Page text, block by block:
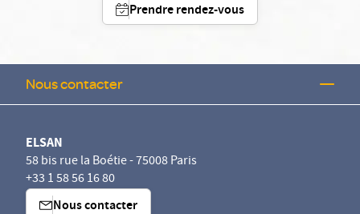
Prendre rendez-vous
Nous contacter
ELSAN
58 bis rue la Boétie - 75008 Paris
+33 1 58 56 16 80
Nous contacter